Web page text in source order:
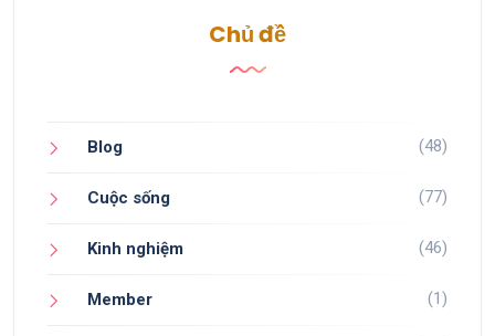
Chủ đề
Blog (48)
Cuộc sống (77)
Kinh nghiệm (46)
Member (1)